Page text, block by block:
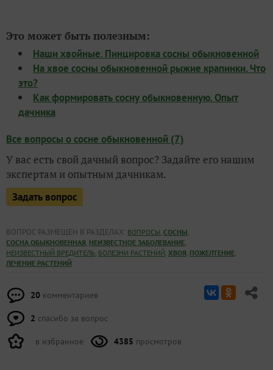
Это может быть полезным:
Наши хвойные. Пинцировка сосны обыкновенной
На хвое сосны обыкновенной рыжие крапинки. Что
это?
Как формировать сосну обыкновенную. Опыт
дачника
Все вопросы о сосне обыкновенной (7)
У вас есть свой дачный вопрос? Задайте его нашим
экспертам и опытным дачникам.
Задать вопрос
ВОПРОС РАЗМЕЩЕН В РАЗДЕЛАХ: ВОПРОСЫ, СОСНЫ,
СОСНА ОБЫКНОВЕННАЯ, НЕИЗВЕСТНОЕ ЗАБОЛЕВАНИЕ,
НЕИЗВЕСТНЫЙ ВРЕДИТЕЛЬ, БОЛЕЗНИ РАСТЕНИЙ, ХВОЯ, ПОЖЕЛТЕНИЕ,
ЛЕЧЕНИЕ РАСТЕНИЙ
20 комментариев
2 спасибо за вопрос
в избранное 4385 просмотров